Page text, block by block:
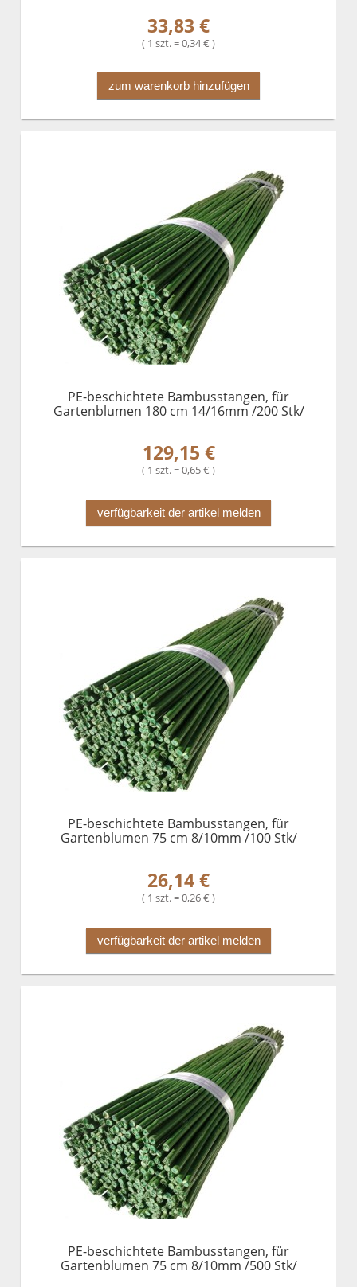
33,83 €
( 1 szt. = 0,34 € )
zum warenkorb hinzufügen
PE-beschichtete Bambusstangen, für
Gartenblumen 180 cm 14/16mm /200 Stk/
129,15 €
( 1 szt. = 0,65 € )
verfügbarkeit der artikel melden
PE-beschichtete Bambusstangen, für
Gartenblumen 75 cm 8/10mm /100 Stk/
26,14 €
( 1 szt. = 0,26 € )
verfügbarkeit der artikel melden
PE-beschichtete Bambusstangen, für
Gartenblumen 75 cm 8/10mm /500 Stk/